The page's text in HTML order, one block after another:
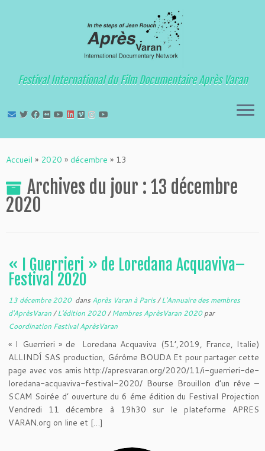
au
Festival International du Film Documentaire Après Varan
Accueil » 2020 » décembre » 13
Archives du jour : 13 décembre
2020
« I Guerrieri » de Loredana Acquaviva–
Festival 2020
13 décembre 2020dans Après Varan à Paris/L'Annuaire des membres
d'AprèsVaran/L'édition 2020/Membres AprèsVaran 2020par
Coordination Festival AprèsVaran
« I Guerrieri » de Loredana Acquaviva (51’,2019, France, Italie)
ALLINDÍ SAS production, Gérôme BOUDA Et pour partager cette
page avec vos amis http://apresvaran.org/2020/11/i-guerrieri-de-
loredana-acquaviva-festival-2020/ Bourse Brouillon d’un rêve –
SCAM Soirée d’ ouverture du 6 éme édition du Festival Projection
Vendredi 11 décembre à 19h30 sur le plateforme APRES
VARAN.org on line et […]